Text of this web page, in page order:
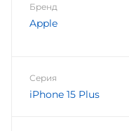
Бренд
Apple
Серия
iPhone 15 Plus